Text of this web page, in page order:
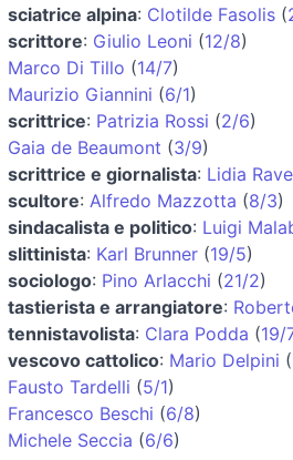
sciatrice alpina: Clotilde Fasolis (
scrittore: Giulio Leoni (12/8)
Marco Di Tillo (14/7)
Maurizio Giannini (6/1)
scrittrice: Patrizia Rossi (2/6)
Gaia de Beaumont (3/9)
scrittrice e giornalista: Lidia
scultore: Alfredo Mazzotta (8/3)
sindacalista e politico: Luigi
slittinista: Karl Brunner (19/5)
sociologo: Pino Arlacchi (21/2)
tastierista e arrangiatore:
tennistavolista: Clara Podda (19/
vescovo cattolico: Mario Delpini (
Fausto Tardelli (5/1)
Francesco Beschi (6/8)
Michele Seccia (6/6)